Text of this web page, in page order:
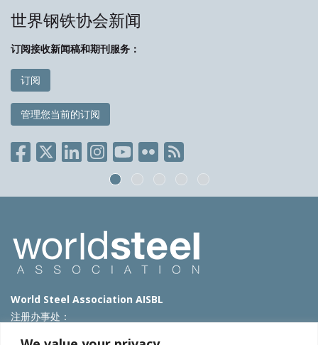
世界钢铁协会新闻
订阅接收新闻稿和期刊服务：
订阅
管理您当前的订阅
World Steel Association AISBL
注册办事处：